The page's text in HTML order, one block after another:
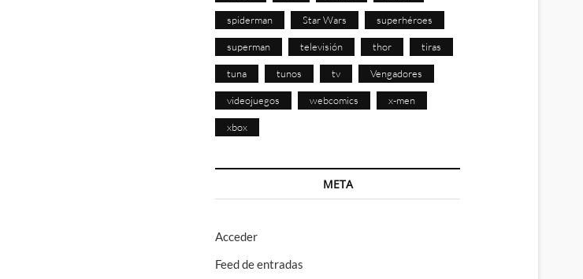
spiderman Star Wars superhéroes
superman televisión thor tiras
tuna tunos tv Vengadores
videojuegos webcomics x-men
xbox
META
Acceder
Feed de entradas